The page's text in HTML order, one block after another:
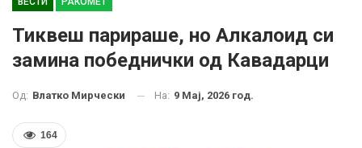
Тиквеш парираше, но Алкалоид си
замина победнички од Кавадарци
Од: Влатко Мирчески На: 9 Мај, 2026 год.
164